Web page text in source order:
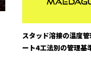
スタッド溶接の温度
ート4工法別の管理基